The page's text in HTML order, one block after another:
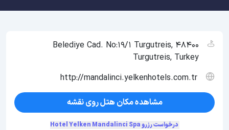
Belediye Cad. No:19/1 Turgutreis, 48400
Turgutreis, Turkey
http://mandalinci.yelkenhotels.com.tr
مشاهده مکان هتل روی نقشه
درخواست رزرو Hotel Yelken Mandalinci Spa